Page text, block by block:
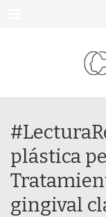
plástica
gingival